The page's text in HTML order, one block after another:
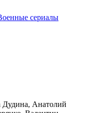
сериалы
Дудина, Анатолий